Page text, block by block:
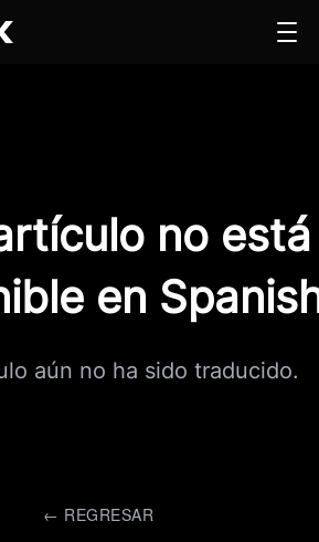
no está
en
aún no ha sido traducido.
← REGRESAR